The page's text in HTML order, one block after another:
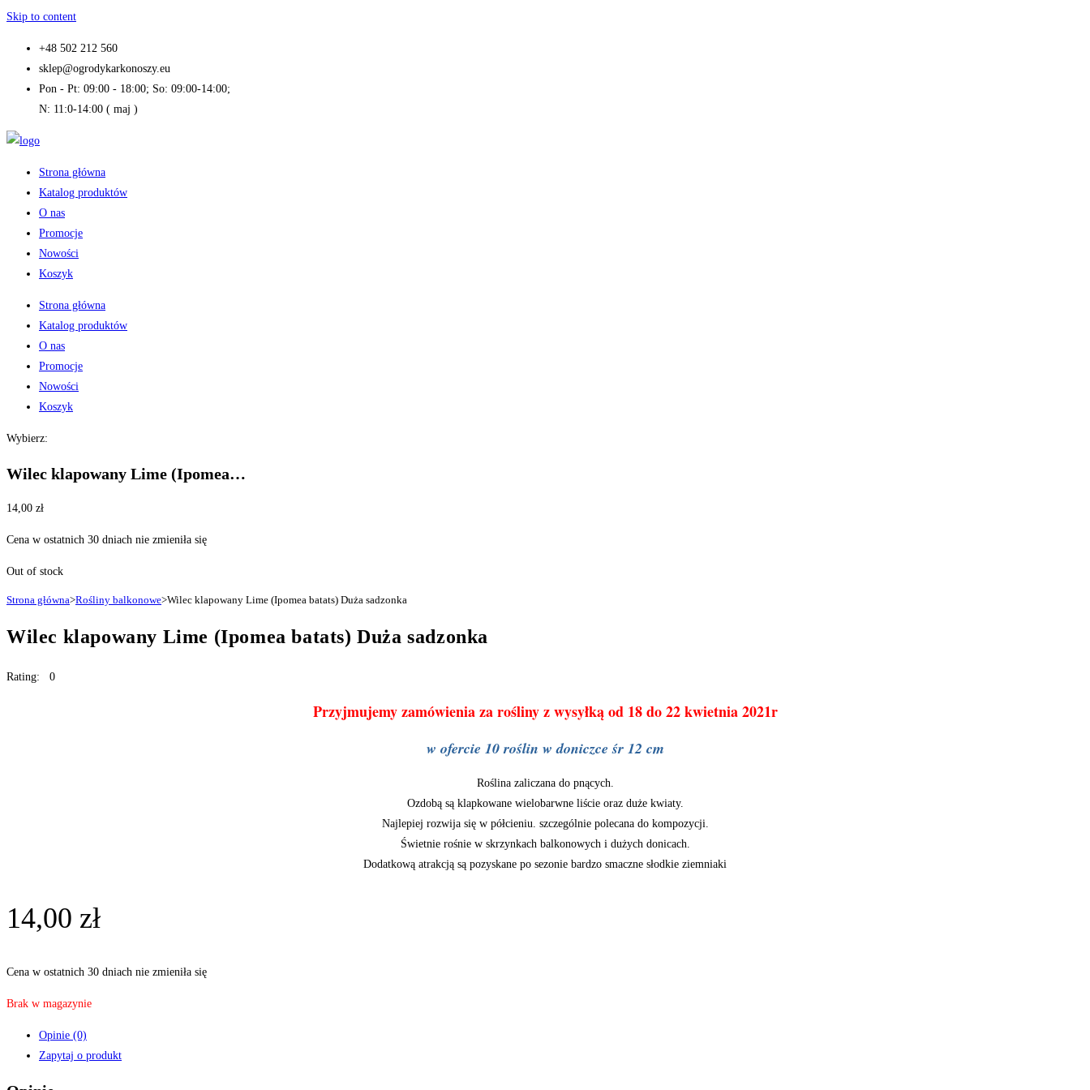
Skip to content
+48 502 212 560
sklep@ogrodykarkonoszy.eu
Pon - Pt: 09:00 - 18:00; So: 09:00-14:00;
N: 11:0-14:00 ( maj )
Strona główna
Katalog produktów
O nas
Promocje
Nowości
Koszyk
Strona główna
Katalog produktów
O nas
Promocje
Nowości
Koszyk
Wybierz:
Wilec klapowany Lime (Ipomea…
14,00 zł
Cena w ostatnich 30 dniach nie zmieniła się
Out of stock
Strona główna>Rośliny balkonowe>Wilec klapowany Lime (Ipomea batats) Duża sadzonka
Wilec klapowany Lime (Ipomea batats) Duża sadzonka
Rating: 0
Przyjmujemy zamówienia za rośliny z wysyłką od 18 do 22 kwietnia 2021r
w ofercie 10 roślin w doniczce śr 12 cm
Roślina zaliczana do pnących.
Ozdobą są klapkowane wielobarwne liście oraz duże kwiaty.
Najlepiej rozwija się w półcieniu. szczególnie polecana do kompozycji.
Świetnie rośnie w skrzynkach balkonowych i dużych donicach.
Dodatkową atrakcją są pozyskane po sezonie bardzo smaczne słodkie ziemniaki
14,00 zł
Cena w ostatnich 30 dniach nie zmieniła się
Brak w magazynie
Opinie (0)
Zapytaj o produkt